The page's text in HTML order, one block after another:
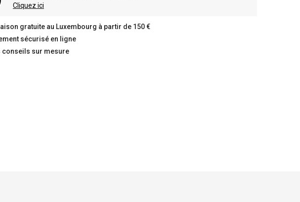
Cliquez ici
gratuite au Luxembourg à partir de 150 €
sécurisé en ligne
conseils sur mesure